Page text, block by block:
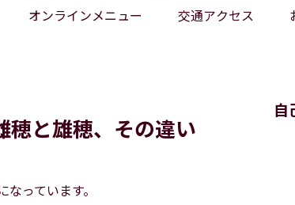
オンラインメニュー 交通アクセス
穂と雄穂、その違い
っています。
自